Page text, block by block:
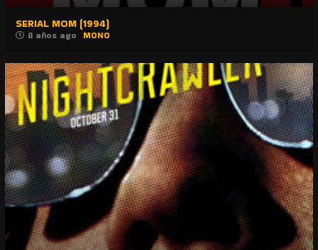
SERIAL MOM (1994)
8 años ago MONO